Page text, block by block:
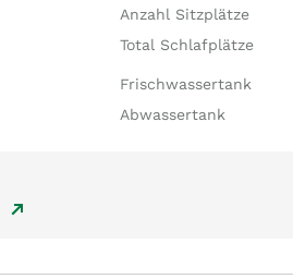
Anzahl Sitzplätze
Total Schlafplätze
Frischwassertank
Abwassertank